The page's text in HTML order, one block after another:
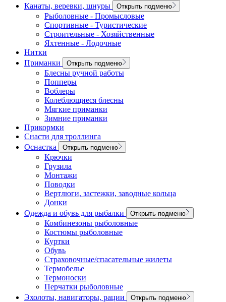
Канаты, веревки, шнуры
Открыть подменю
Рыболовные - Промысловые
Спортивные - Туристические
Строительные - Хозяйственные
Яхтенные - Лодочные
Нитки
Приманки
Открыть подменю
Блесны ручной работы
Попперы
Воблеры
Колеблющиеся блесны
Мягкие приманки
Зимние приманки
Прикормки
Снасти для троллинга
Оснастка
Открыть подменю
Крючки
Грузила
Монтажи
Поводки
Вертлюги, застежки, заводные кольца
Донки
Одежда и обувь для рыбалки
Открыть подменю
Комбинезоны рыболовные
Костюмы рыболовные
Куртки
Обувь
Страховочные/спасательные жилеты
Термобелье
Термоноски
Перчатки рыболовные
Эхолоты, навигаторы, рации
Открыть подменю